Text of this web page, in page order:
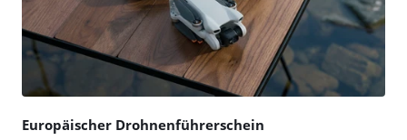
Europäischer Drohnenführerschein